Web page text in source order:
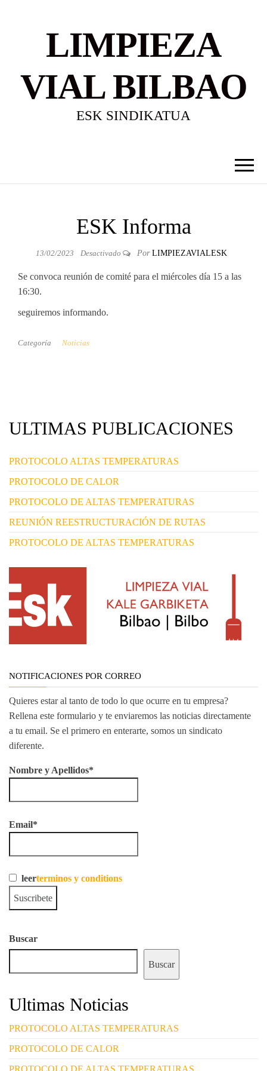
LIMPIEZA
VIAL BILBAO
ESK SINDIKATUA
ESK Informa
13/02/2023 Desactivado Por LIMPIEZAVIALESK
Se convoca reunión de comité para el miércoles día 15 a las
16:30.
seguiremos informando.
Categoría Noticias
ULTIMAS PUBLICACIONES
PROTOCOLO ALTAS TEMPERATURAS
PROTOCOLO DE CALOR
PROTOCOLO DE ALTAS TEMPERATURAS
REUNIÓN REESTRUCTURACIÓN DE RUTAS
PROTOCOLO DE ALTAS TEMPERATURAS
NOTIFICACIONES POR CORREO
Quieres estar al tanto de todo lo que ocurre en tu empresa?
Rellena este formulario y te enviaremos las noticias directamente
a tu email. Se el primero en enterarte, somos un sindicato
diferente.
Nombre y Apellidos*
Email*
leerterminos y conditions
Buscar
Buscar
Ultimas Noticias
PROTOCOLO ALTAS TEMPERATURAS
PROTOCOLO DE CALOR